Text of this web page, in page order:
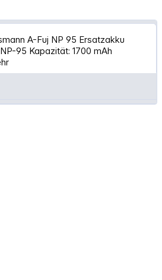
A-Fuj NP 95 Ersatzakku
95 Kapazität: 1700 mAh